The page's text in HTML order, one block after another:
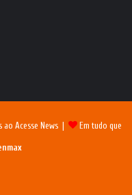
Acesse News | Em tudo que